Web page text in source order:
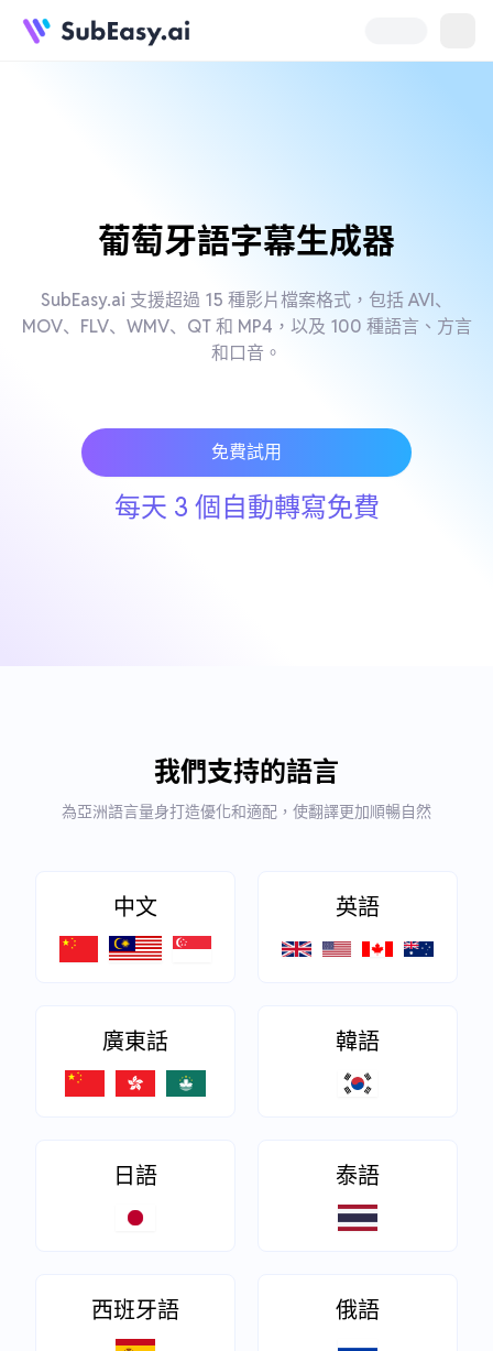
葡萄牙語字幕生成器
SubEasy.ai 支援超過 15 種影片檔案格式，包括 AVI、
MOV、FLV、WMV、QT 和 MP4，以及 100 種語言、方言
和口音。
免費試用
每天 3 個自動轉寫免費
我們支持的語言
為亞洲語言量身打造優化和適配，使翻譯更加順暢自然
中文 英語
廣東話 韓語
日語 泰語
西班牙語 俄語